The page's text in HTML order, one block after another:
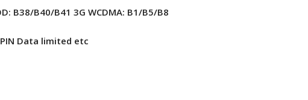
B38/B40/B41 3G WCDMA: B1/B5/B8
Data limited etc